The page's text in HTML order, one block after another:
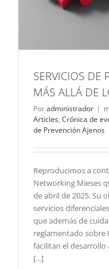
SERVICIOS DE
MÁS ALLÁ DE
Poradministrador |
Articles, Crónica de
de Prevención Ajenos
Reproducimos a
Networking Mieses
de abril de 2025. Su
servicios
que además de
reglamentado sobre
facilitan el desarrollo
[...]